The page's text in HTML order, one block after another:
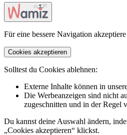
Für eine bessere Navigation
Cookies akzeptieren
Solltest du Cookies ablehnen:
Externe Inhalte können in
Die Werbeanzeigen sind nicht
zugeschnitten und in der Regel
Du kannst deine Auswahl ändern,
„Cookies akzeptieren“ klickst.